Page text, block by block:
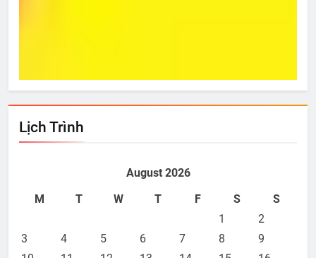
Lịch Trình
August 2026
M
T W T F S
S
1
2
3
4 5 6 7 8
9